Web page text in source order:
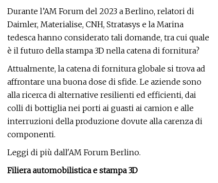
Durante l’AM Forum del 2023 a Berlino, relatori di
Daimler, Materialise, CNH, Stratasys e la Marina
tedesca hanno considerato tali domande, tra cui quale
è il futuro della stampa 3D nella catena di fornitura?
Attualmente, la catena di fornitura globale si trova ad
affrontare una buona dose di sfide. Le aziende sono
alla ricerca di alternative resilienti ed efficienti, dai
colli di bottiglia nei porti ai guasti ai camion e alle
interruzioni della produzione dovute alla carenza di
componenti.
Leggi di più dall'AM Forum Berlino.
Filiera automobilistica e stampa 3D